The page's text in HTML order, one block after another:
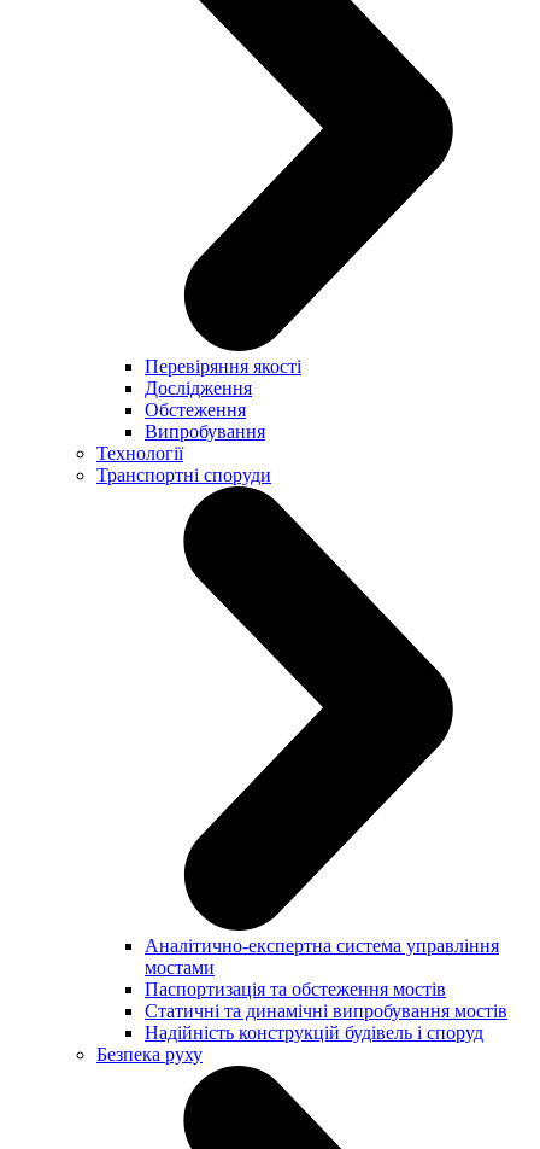
Перевіряння якості
Дослідження
Обстеження
Випробування
Технології
Транспортні споруди
Аналітично-експертна система управління
мостами
Паспортизація та обстеження мостів
Статичні та динамічні випробування мостів
Надійність конструкцій будівель і споруд
Безпека руху